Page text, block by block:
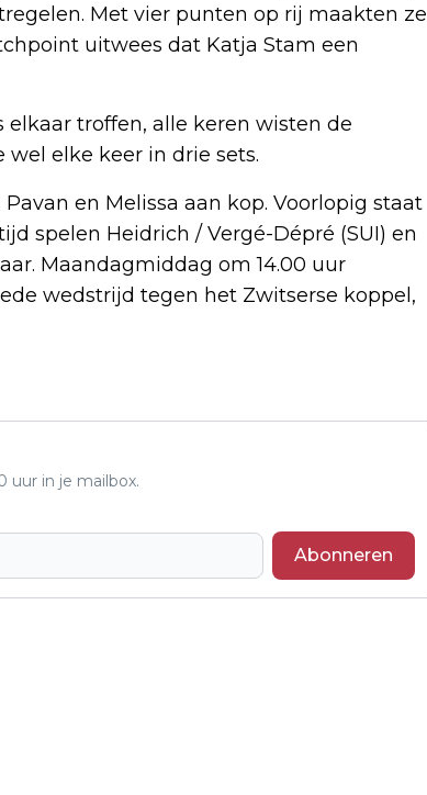
Met vier punten op rij maakten ze
uitwees dat Katja Stam een
troffen, alle keren wisten de
elke keer in drie sets.
en Melissa aan kop. Voorlopig staat
spelen Heidrich / Vergé-Dépré (SUI) en
Maandagmiddag om 14.00 uur
wedstrijd tegen het Zwitserse koppel,
uur in je mailbox.
Abonneren